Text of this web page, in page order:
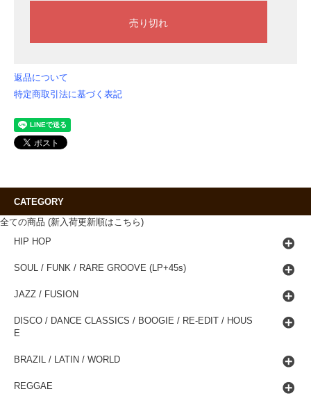
返品について
特定商取引法に基づく表記
CATEGORY
全ての商品 (新入荷更新順はこちら)
HIP HOP
SOUL / FUNK / RARE GROOVE (LP+45s)
JAZZ / FUSION
DISCO / DANCE CLASSICS / BOOGIE / RE-EDIT / HOUS
E
BRAZIL / LATIN / WORLD
REGGAE